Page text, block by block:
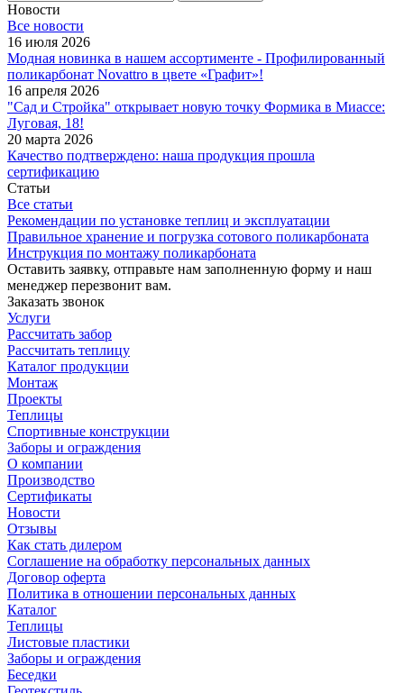
Новости
Все новости
16 июля 2026
Модная новинка в нашем ассортименте - Профилированный
поликарбонат Novattro в цвете «Графит»!
16 апреля 2026
"Сад и Стройка" открывает новую точку Формика в Миассе:
Луговая, 18!
20 марта 2026
Качество подтверждено: наша продукция прошла
сертификацию
Статьи
Все статьи
Рекомендации по установке теплиц и эксплуатации
Правильное хранение и погрузка сотового поликарбоната
Инструкция по монтажу поликарбоната
Оставить заявку, отправьте нам заполненную форму и наш
менеджер перезвонит вам.
Заказать звонок
Услуги
Рассчитать забор
Рассчитать теплицу
Каталог продукции
Монтаж
Проекты
Теплицы
Спортивные конструкции
Заборы и ограждения
О компании
Производство
Сертификаты
Новости
Отзывы
Как стать дилером
Соглашение на обработку персональных данных
Договор оферта
Политика в отношении персональных данных
Каталог
Теплицы
Листовые пластики
Заборы и ограждения
Беседки